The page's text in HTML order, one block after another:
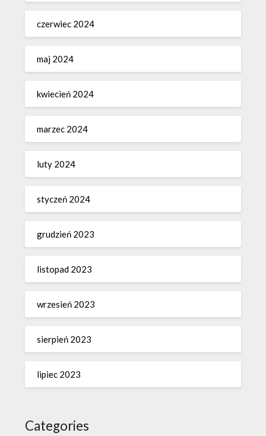
czerwiec 2024
maj 2024
kwiecień 2024
marzec 2024
luty 2024
styczeń 2024
grudzień 2023
listopad 2023
wrzesień 2023
sierpień 2023
lipiec 2023
Categories